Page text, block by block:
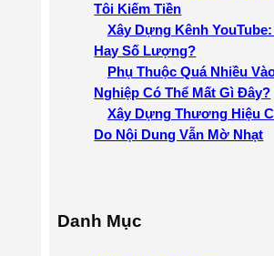
Tôi Kiếm Tiền
Xây Dựng Kênh
Hay Số Lượng?
Phụ Thuộc Quá Nhiều
Nghiệp Có Thể Mất Gì Đây?
Xây Dựng Thương Hiệu
Do Nội Dung Vẫn Mờ Nhạt
Danh Mục